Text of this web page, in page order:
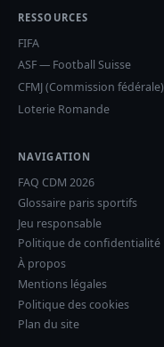
RESSOURCES
FIFA
ASF — Football Suisse
CFMJ (Commission fédérale)
Loterie Romande
NAVIGATION
FAQ CDM 2026
Glossaire paris sportifs
Jeu responsable
Politique de confidentialité
À propos
Mentions légales
Politique des cookies
Plan du site